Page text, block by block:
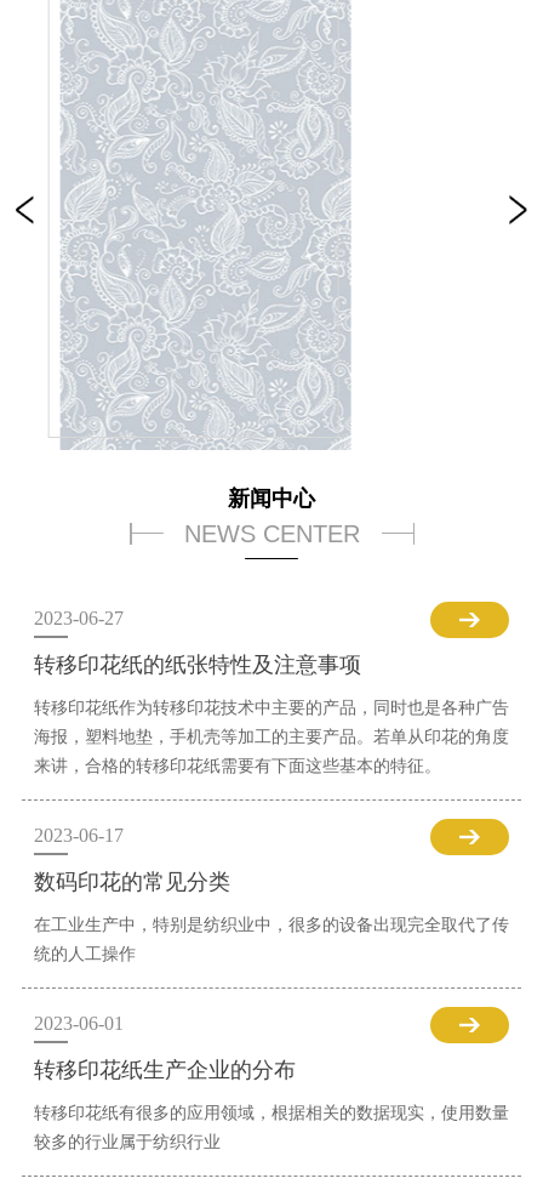
新闻中心
NEWS CENTER
2023-06-27
转移印花纸的纸张特性及注意事项
转移印花纸作为转移印花技术中主要的产品，同时也是各种广告
海报，塑料地垫，手机壳等加工的主要产品。若单从印花的角度
来讲，合格的转移印花纸需要有下面这些基本的特征。
2023-06-17
数码印花的常见分类
在工业生产中，特别是纺织业中，很多的设备出现完全取代了传
统的人工操作
2023-06-01
转移印花纸生产企业的分布
转移印花纸有很多的应用领域，根据相关的数据现实，使用数量
较多的行业属于纺织行业